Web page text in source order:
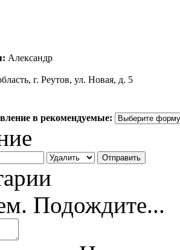
Александр
г. Реутов, ул. Новая, д. 5
в рекомендуемые:
Подождите...